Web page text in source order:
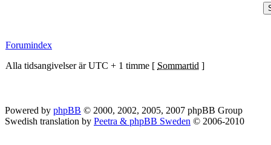
Forumindex
Alla tidsangivelser är UTC + 1 timme [ Sommartid ]
Powered by phpBB © 2000, 2002, 2005, 2007 phpBB Group
Swedish translation by Peetra & phpBB Sweden © 2006-2010